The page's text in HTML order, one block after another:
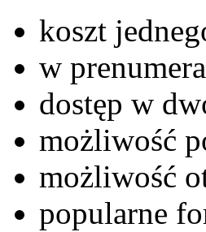
koszt
w
dostęp w
możliwość
możliwość
popularne